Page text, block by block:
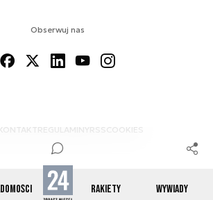
RAKIETY WYWIADY
Obserwuj nas
REGULAMINYRSS COOKIES
© 2012-2026 SPACE24